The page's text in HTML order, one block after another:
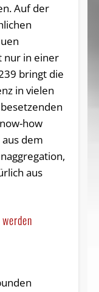
Auf der
nur in einer
bringt die
in vielen
how
dem
aus